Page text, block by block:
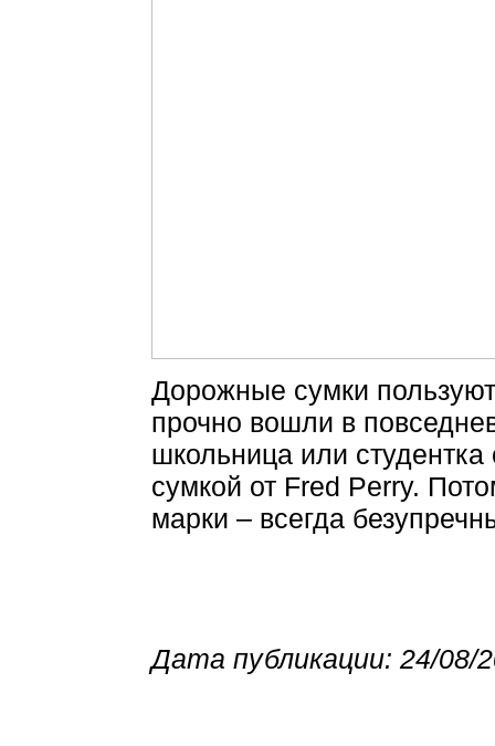
Дорожные сумки
прочно вошли в
школьница или студентка
сумкой от Fred Perry.
марки – всегда
Дата публикации: 24/08/